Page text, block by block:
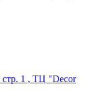
стр. 1 , ТЦ "Decor